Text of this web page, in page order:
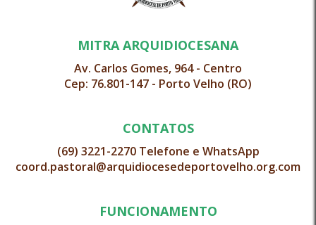
MITRA ARQUIDIOCESANA
Av. Carlos Gomes, 964 - Centro
Cep: 76.801-147 - Porto Velho (RO)
CONTATOS
(69) 3221-2270 Telefone e WhatsApp
coord.pastoral@arquidiocesedeportovelho.org.com
FUNCIONAMENTO